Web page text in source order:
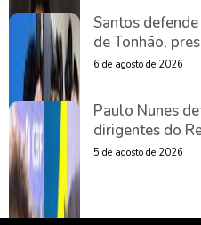
Santos
de Tonhão,
6 de agosto de 2026
Paulo Nunes
dirigentes do
5 de agosto de 2026